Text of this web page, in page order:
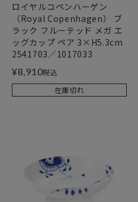
ロイヤルコペンハーゲン
（Royal Copenhagen） ブ
ラック フルーテッド メガ エ
ッグカップ ペア 3×H5.3cm
2541703／1017033
¥8,910税込
在庫切れ